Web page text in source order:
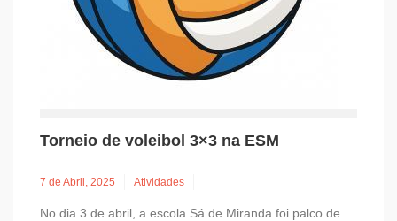
Torneio de voleibol 3×3 na ESM
7 de Abril, 2025 Atividades
No dia 3 de abril, a escola Sá de Miranda foi palco de